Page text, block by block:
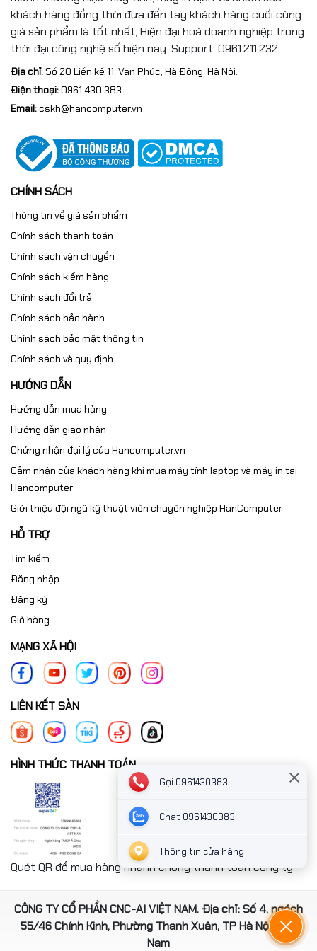
Width: 11.81 in. (300.00 mm)
Trọng lượng Starting weight (Laptop): 2.71 lb (1.23 kg)
Màu sắc Silver
Chất liệu Vỏ nhôm
khách hàng đồng thời đưa đến tay khách hàng cuối cùng
giá sản phẩm là tốt nhất, Hiện đại hoá doanh nghiệp trong
thời đại công nghệ số hiện nay. Support: 0961.211.232
Địa chỉ:Số 20 Liền kề 11, Vạn Phúc, Hà Đông, Hà Nội.
Điện thoại:0961 430 383
Email:cskh@hancomputer.vn
CHÍNH SÁCH
Thông tin về giá sản phẩm
Chính sách thanh toán
Chính sách vận chuyển
Chính sách kiểm hàng
Chính sách đổi trả
Chính sách bảo hành
Chính sách bảo mật thông tin
Chính sách và quy định
HƯỚNG DẪN
Hướng dẫn mua hàng
Hướng dẫn giao nhận
Chứng nhận đại lý của Hancomputer.vn
Cảm nhận của khách hàng khi mua máy tính laptop và máy in tại
Hancomputer
Giới thiệu đội ngũ kỹ thuật viên chuyên nghiệp HanComputer
HỖ TRỢ
Tìm kiếm
Đăng nhập
Đăng ký
Giỏ hàng
MẠNG XÃ HỘI
LIÊN KẾT SÀN
HÌNH THỨC THANH TOÁN
Quét QR để mua hàng nhanh chóng thanh toán công ty
CÔNG TY CỔ PHẦN CNC-AI VIỆT NAM. Địa chỉ: Số 4, ngách
55/46 Chính Kinh, Phường Thanh Xuân, TP Hà Nội, Việt
Nam
Gọi 0961430383
Chat 0961430383
Thông tin cửa hàng